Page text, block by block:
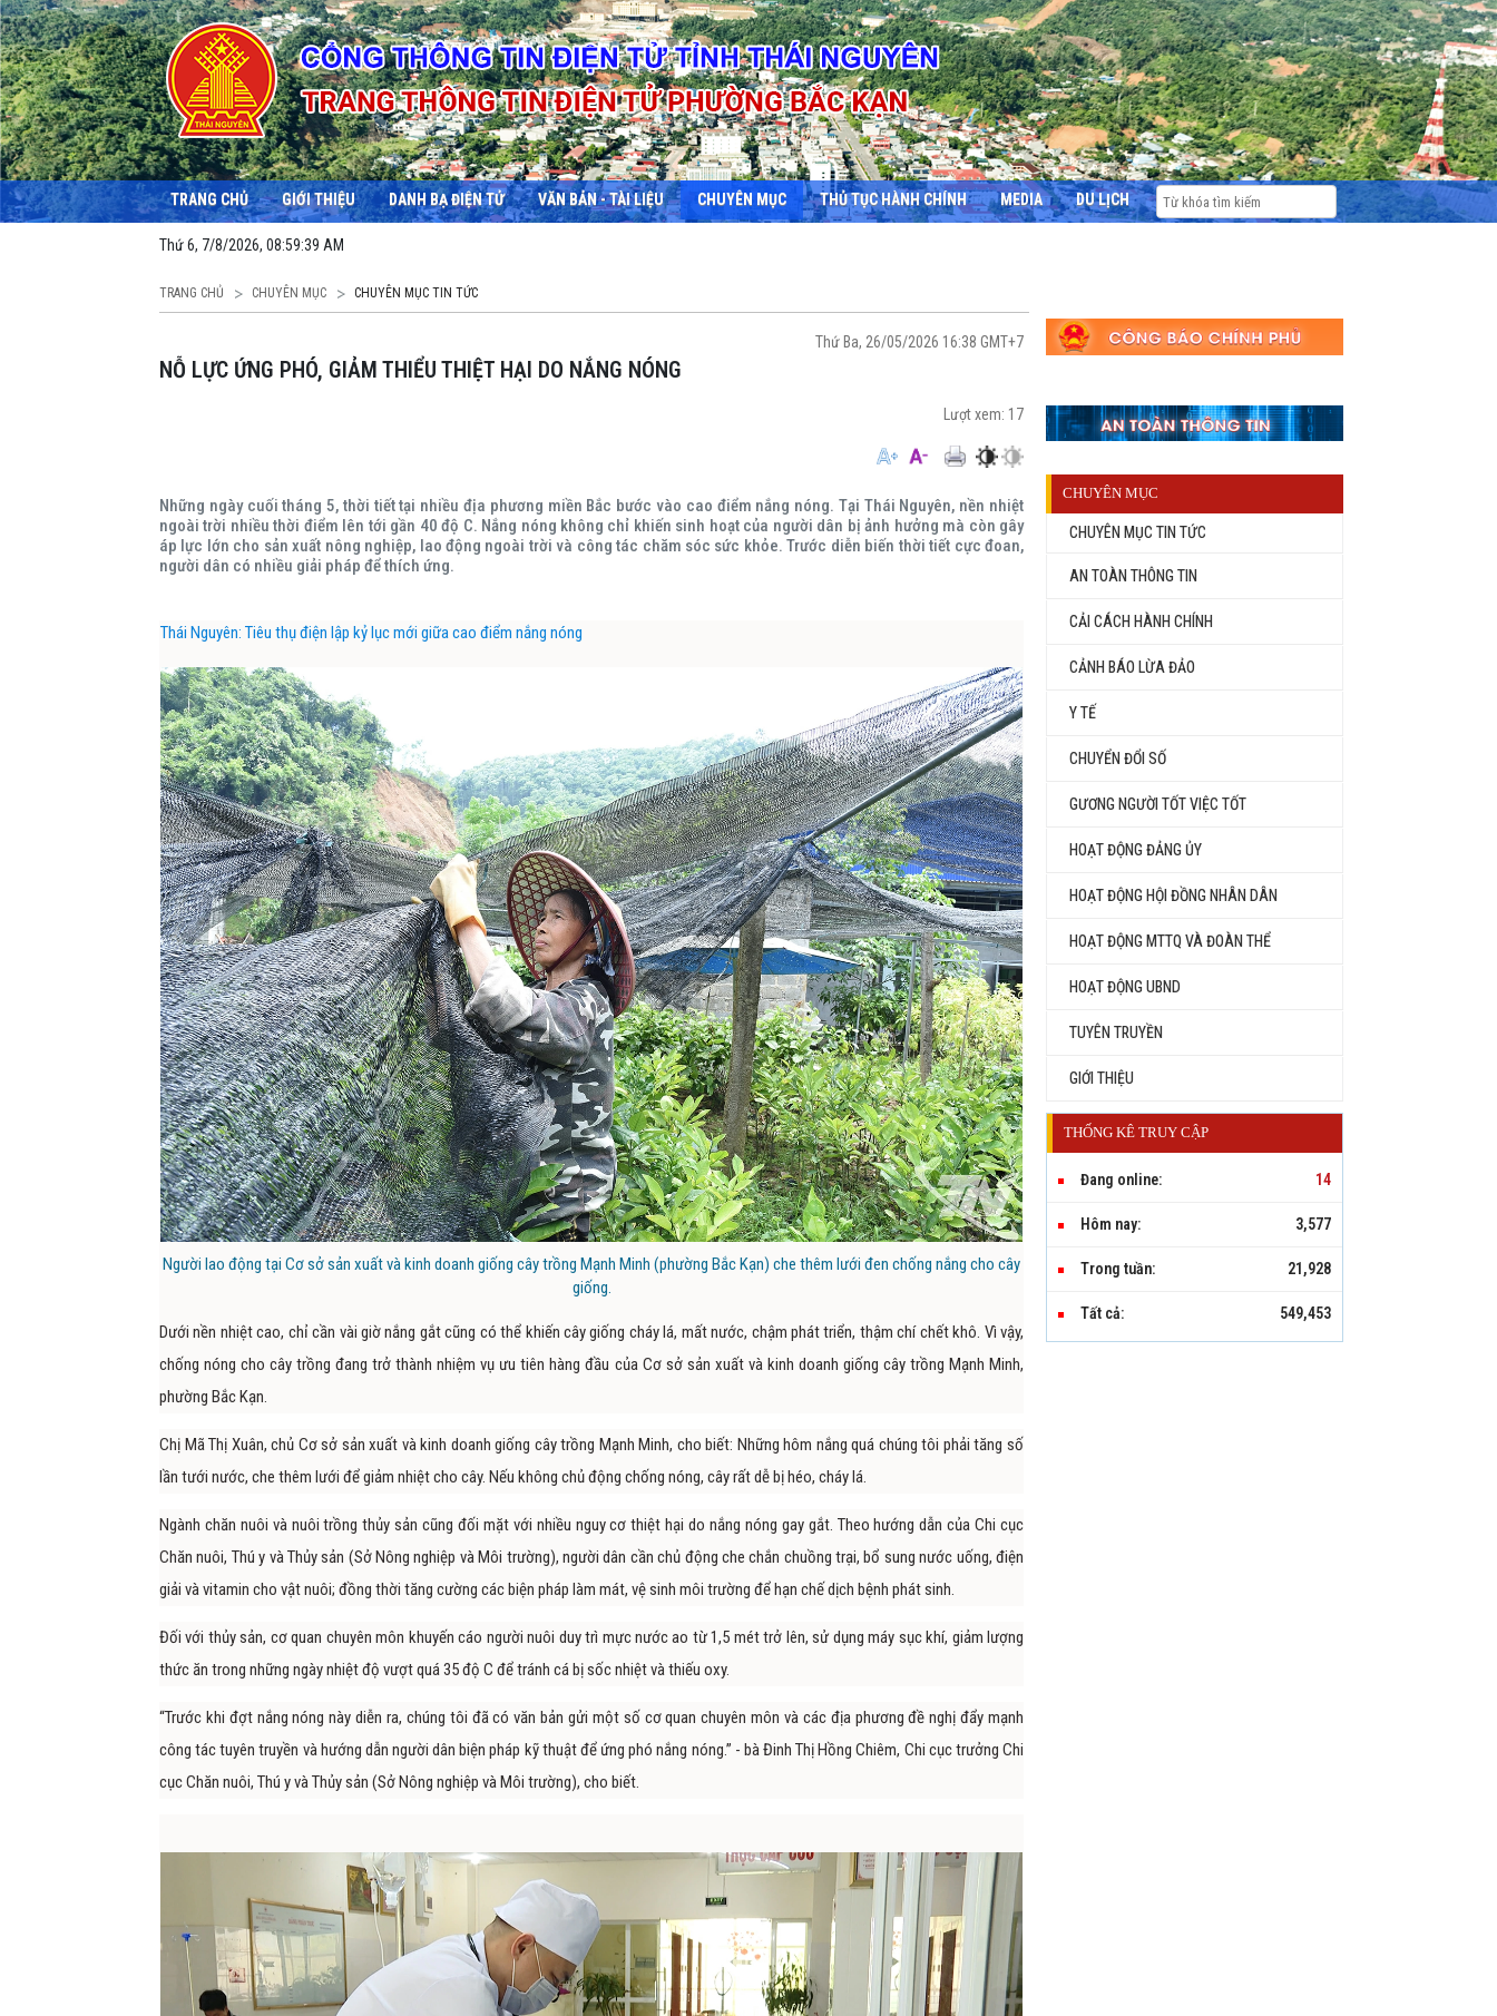
TRANG CHỦ GIỚI THIỆU DANH BẠ ĐIỆN TỬ VĂN BẢN - TÀI LIỆU CHUYÊN MỤC THỦ TỤC HÀNH CHÍNH MEDIA DU LỊCH
Thứ 6, 7/8/2026, 08:59:40 AM
TRANG CHỦ CHUYÊN MỤC CHUYÊN MỤC TIN TỨC
Thứ Ba, 26/05/2026 16:38 GMT+7
NỖ LỰC ỨNG PHÓ, GIẢM THIỂU THIỆT HẠI DO NẮNG NÓNG
Lượt xem: 17
Những ngày cuối tháng 5, thời tiết tại nhiều địa phương miền Bắc bước vào cao điểm nắng nóng. Tại Thái Nguyên, nền nhiệt
ngoài trời nhiều thời điểm lên tới gần 40 độ C. Nắng nóng không chỉ khiến sinh hoạt của người dân bị ảnh hưởng mà còn gây
áp lực lớn cho sản xuất nông nghiệp, lao động ngoài trời và công tác chăm sóc sức khỏe. Trước diễn biến thời tiết cực đoan,
người dân có nhiều giải pháp để thích ứng.
Thái Nguyên: Tiêu thụ điện lập kỷ lục mới giữa cao điểm nắng nóng
Người lao động tại Cơ sở sản xuất và kinh doanh giống cây trồng Mạnh Minh (phường Bắc Kạn) che thêm lưới đen chống nắng cho cây
giống.
Dưới nền nhiệt cao, chỉ cần vài giờ nắng gắt cũng có thể khiến cây giống cháy lá, mất nước, chậm phát triển, thậm chí chết khô. Vì vậy,
chống nóng cho cây trồng đang trở thành nhiệm vụ ưu tiên hàng đầu của Cơ sở sản xuất và kinh doanh giống cây trồng Mạnh Minh,
phường Bắc Kạn.
Chị Mã Thị Xuân, chủ Cơ sở sản xuất và kinh doanh giống cây trồng Mạnh Minh, cho biết: Những hôm nắng quá chúng tôi phải tăng số
lần tưới nước, che thêm lưới để giảm nhiệt cho cây. Nếu không chủ động chống nóng, cây rất dễ bị héo, cháy lá.
Ngành chăn nuôi và nuôi trồng thủy sản cũng đối mặt với nhiều nguy cơ thiệt hại do nắng nóng gay gắt. Theo hướng dẫn của Chi cục
Chăn nuôi, Thú y và Thủy sản (Sở Nông nghiệp và Môi trường), người dân cần chủ động che chắn chuồng trại, bổ sung nước uống, điện
giải và vitamin cho vật nuôi; đồng thời tăng cường các biện pháp làm mát, vệ sinh môi trường để hạn chế dịch bệnh phát sinh.
Đối với thủy sản, cơ quan chuyên môn khuyến cáo người nuôi duy trì mực nước ao từ 1,5 mét trở lên, sử dụng máy sục khí, giảm lượng
thức ăn trong những ngày nhiệt độ vượt quá 35 độ C để tránh cá bị sốc nhiệt và thiếu oxy.
“Trước khi đợt nắng nóng này diễn ra, chúng tôi đã có văn bản gửi một số cơ quan chuyên môn và các địa phương đề nghị đẩy mạnh
công tác tuyên truyền và hướng dẫn người dân biện pháp kỹ thuật để ứng phó nắng nóng.” - bà Đinh Thị Hồng Chiêm, Chi cục trưởng Chi
cục Chăn nuôi, Thú y và Thủy sản (Sở Nông nghiệp và Môi trường), cho biết.
CHUYÊN MỤC
CHUYÊN MỤC TIN TỨC
AN TOÀN THÔNG TIN
CẢI CÁCH HÀNH CHÍNH
CẢNH BÁO LỪA ĐẢO
Y TẾ
CHUYỂN ĐỔI SỐ
GƯƠNG NGƯỜI TỐT VIỆC TỐT
HOẠT ĐỘNG ĐẢNG ỦY
HOẠT ĐỘNG HỘI ĐỒNG NHÂN DÂN
HOẠT ĐỘNG MTTQ VÀ ĐOÀN THỂ
HOẠT ĐỘNG UBND
TUYÊN TRUYỀN
GIỚI THIỆU
THỐNG KÊ TRUY CẬP
Đang online: 14
Hôm nay: 3,577
Trong tuần: 21,928
Tất cả: 549,453